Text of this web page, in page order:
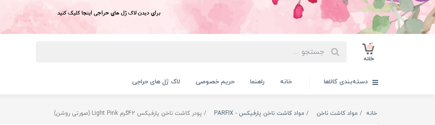
برای دیدن لاک ژل های حراجی اینجا کلیک کنید
دسته‌بندی کالاها خانه راهنما حریم خصوصی لاک ژل های حراجی
خانه مواد کاشت ناخن مواد کاشت ناخن پارفیکس - PARFIX پودر کاشت ناخن پارفيکس 42گرم Light Pink (صورتی روشن)